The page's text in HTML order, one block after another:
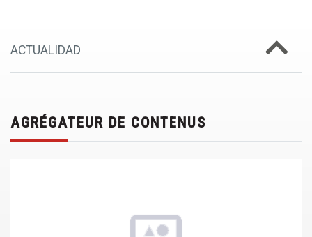
ACTUALIDAD
AGRÉGATEUR DE CONTENUS